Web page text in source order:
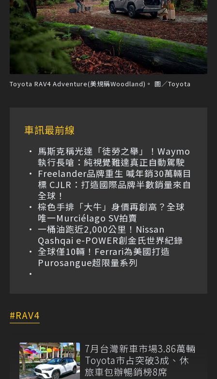
Toyota RAV4 Adventure(美規稱Woodland)。 圖／Toyota
車訊最前線
馬斯克稱光達「徒勞之舉」！Waymo
執行長嗆：純視覺難達真正自動駕駛
Freelander品牌重生 喊年銷30萬輛目
標 CJLR：打造國際品牌半數銷量來自
全球！
棕色手排「大牛」身價再創高？全球
唯一Murciélago SV拍賣
一桶油跑近2,000公里！Nissan
Qashqai e-POWER創金氏世界紀錄
全球僅10輛！Ferrari為美國打造
Purosangue超限量系列
RAV4
7月台灣新車市場3.86萬輛
Toyota市占突破3成、休
旅車包辦暢銷榜8席